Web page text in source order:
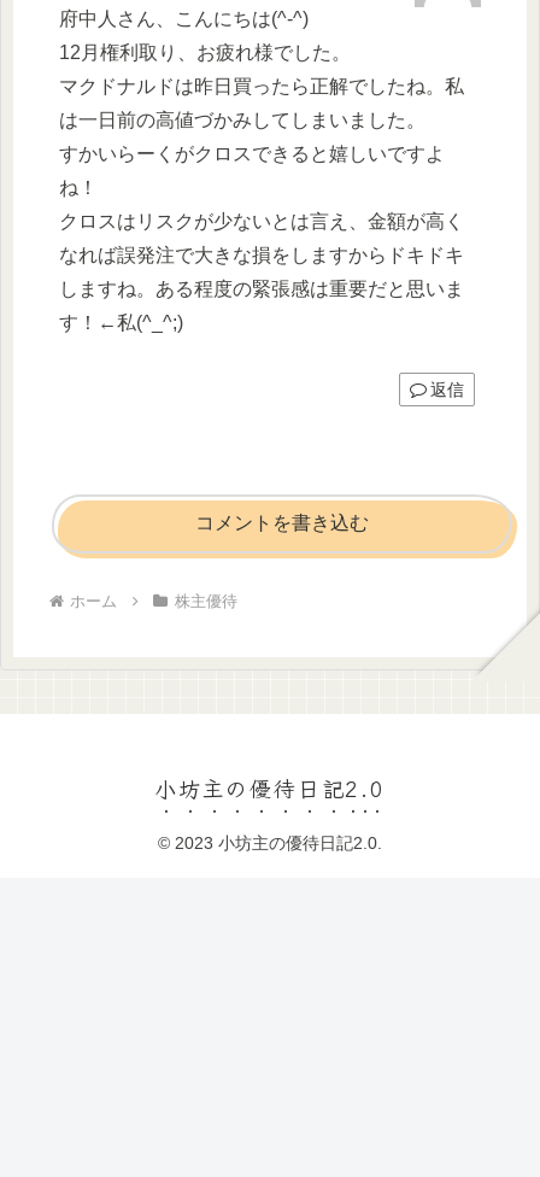
府中人さん、こんにちは(^-^)
12月権利取り、お疲れ様でした。
マクドナルドは昨日買ったら正解でしたね。私
は一日前の高値づかみしてしまいました。
すかいらーくがクロスできると嬉しいですよ
ね！
クロスはリスクが少ないとは言え、金額が高く
なれば誤発注で大きな損をしますからドキドキ
しますね。ある程度の緊張感は重要だと思いま
す！←私(^_^;)
返信
コメントを書き込む
ホーム 株主優待
小坊主の優待日記2.0
© 2023 小坊主の優待日記2.0.